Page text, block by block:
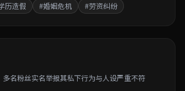
历造假 #婚姻危机 #劳资纠纷
多名粉丝实名举报其私下行为与人设严重不符